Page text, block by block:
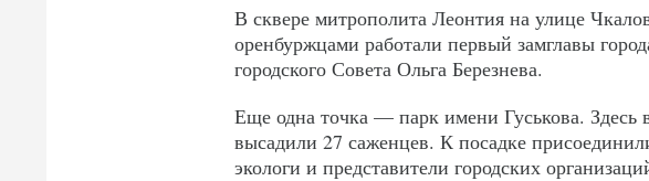
В сквере митрополита Леонтия на улице
оренбуржцами работали первый замглавы
городского Совета Ольга Березнева.
Еще одна точка — парк имени Гуськова. Здесь
высадили 27 саженцев. К посадке
экологи и представители городских